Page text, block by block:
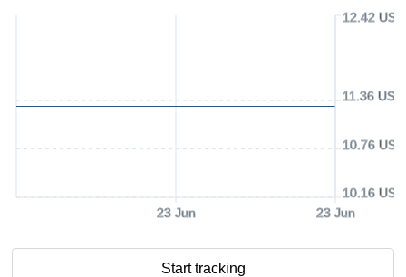
23 Jun 23 Jun
10.16 USD
10.76 USD
11.36 USD
12.42 USD
Start tracking